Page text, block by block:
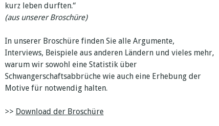
kurz leben durften.“
(aus unserer Broschüre)
In unserer Broschüre finden Sie alle Argumente,
Interviews, Beispiele aus anderen Ländern und vieles mehr,
warum wir sowohl eine Statistik über
Schwangerschaftsabbrüche wie auch eine Erhebung der
Motive für notwendig halten.
>> Download der Broschüre